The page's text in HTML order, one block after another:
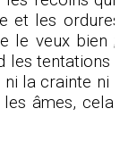
et les ordures.
le veux bien ;
les tentations
la crainte ni
âmes, cela